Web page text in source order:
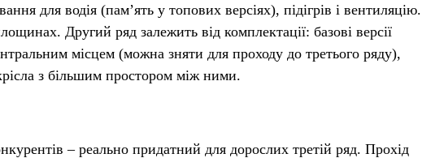
для водія (пам’ять у топових версіях), підігрів і вентиляцію.
Другий ряд залежить від комплектації: базові версії
місцем (можна зняти для проходу до третього ряду),
з більшим простором між ними.
– реально придатний для дорослих третій ряд. Прохід